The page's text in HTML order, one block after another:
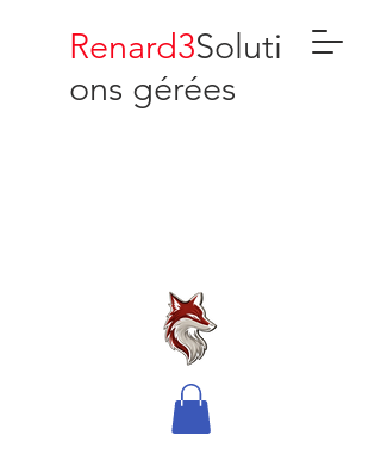
Renard3Soluti
ons gérées